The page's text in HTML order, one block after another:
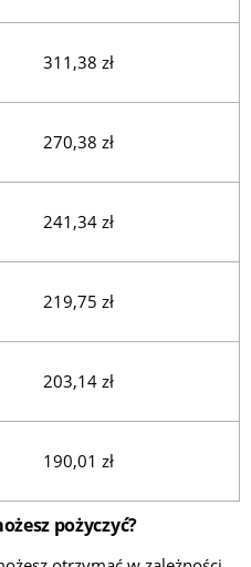
311,38 zł
270,38 zł
241,34 zł
219,75 zł
203,14 zł
190,01 zł
pożyczyć?